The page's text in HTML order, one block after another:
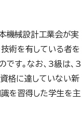
機械設計工業会が実
術を有している者を
す。なお、 3級は、 3
格に達していない新
を習得した学生を主